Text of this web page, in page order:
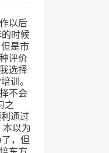
以后
时候
是市
评价
选择
训。
不会
之
通过
以为
，但